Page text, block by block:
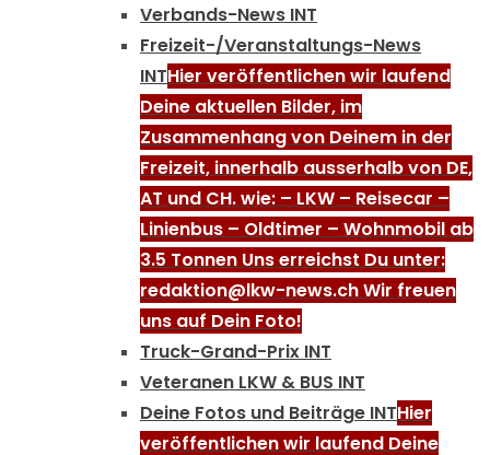
Verbands-News INT
Freizeit-/Veranstaltungs-News
INTHier veröffentlichen wir laufend
Deine aktuellen Bilder, im
Zusammenhang von Deinem in der
Freizeit, innerhalb ausserhalb von DE,
AT und CH. wie: – LKW – Reisecar –
Linienbus – Oldtimer – Wohnmobil ab
3.5 Tonnen Uns erreichst Du unter:
redaktion@lkw-news.ch Wir freuen
uns auf Dein Foto!
Truck-Grand-Prix INT
Veteranen LKW & BUS INT
Deine Fotos und Beiträge INTHier
veröffentlichen wir laufend Deine